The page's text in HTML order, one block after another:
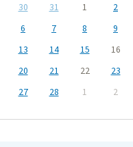
30 31 1
2
6 7 8
9
13 14 15
16
20 21 22
23
27 28 1 2